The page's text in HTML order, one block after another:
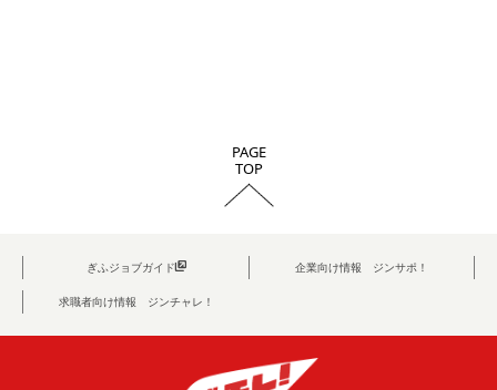
PAGE
TOP
ぎふジョブガイド 企業向け情報 ジンサポ！
求職者向け情報 ジンチャレ！